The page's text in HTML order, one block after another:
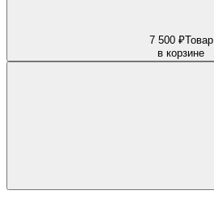
7 500 ₽Товар
в корзине